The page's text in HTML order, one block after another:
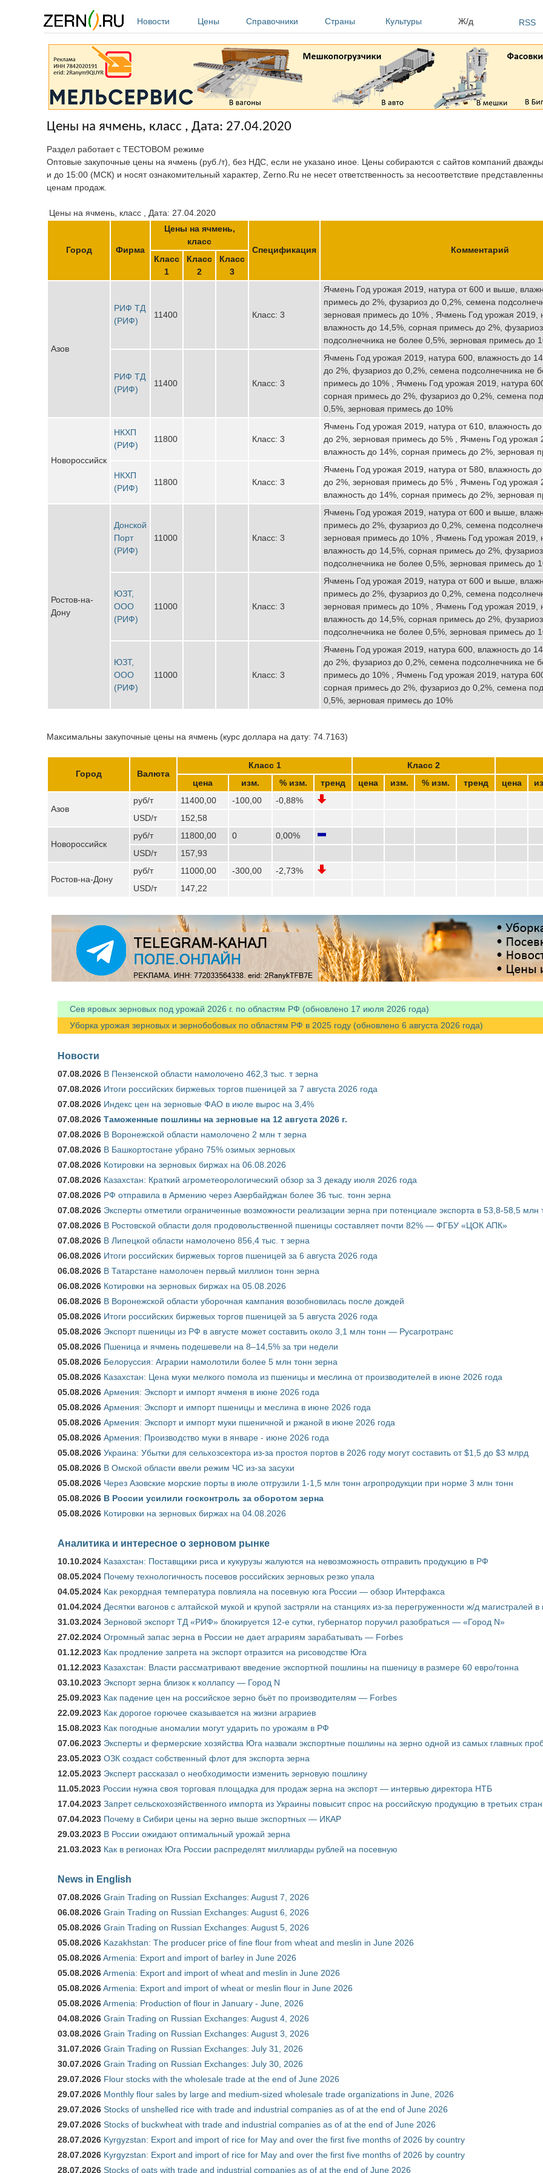
Новости
Цены Справочники Страны Культуры Ж/д RSS
Цены на ячмень, класс , Дата: 27.04.2020
Раздел работает с ТЕСТОВОМ режиме
Оптовые закупочные цены на ячмень (руб./т), без НДС, если не указано иное. Цены собираются с сайтов компаний
и до 15:00 (МСК) и носят ознакомительный характер, Zerno.Ru не несет ответственность за несоответствие
ценам продаж.
Цены на ячмень, класс , Дата: 27.04.2020
Город Фирма
Цены на ячмень,
класс
Спецификация
Комментарий
Класс
1
Класс
2
Класс
3
Азов
РИФ ТД
(РИФ)
11400 Класс: 3
Ячмень Год урожая 2019, натура от 600 и выше,
примесь до 2%, фузариоз до 0,2%, семена
зерновая примесь до 10% , Ячмень Год урожая 2019,
влажность до 14,5%, сорная примесь до 2%,
подсолнечника не более 0,5%, зерновая примесь до
РИФ ТД
(РИФ)
11400 Класс: 3
Ячмень Год урожая 2019, натура 600, влажность до
до 2%, фузариоз до 0,2%, семена подсолнечника не
примесь до 10% , Ячмень Год урожая 2019, натура
сорная примесь до 2%, фузариоз до 0,2%, семена
0,5%, зерновая примесь до 10%
Новороссийск
НКХП
(РИФ)
11800 Класс: 3
Ячмень Год урожая 2019, натура от 610, влажность
до 2%, зерновая примесь до 5% , Ячмень Год урожая
влажность до 14%, сорная примесь до 2%, зерновая
НКХП
(РИФ)
11800 Класс: 3
Ячмень Год урожая 2019, натура от 580, влажность
до 2%, зерновая примесь до 5% , Ячмень Год урожая
влажность до 14%, сорная примесь до 2%, зерновая
Ростов-на-
Дону
Донской
Порт
(РИФ)
11000 Класс: 3
Ячмень Год урожая 2019, натура от 600 и выше,
примесь до 2%, фузариоз до 0,2%, семена
зерновая примесь до 10% , Ячмень Год урожая 2019,
влажность до 14,5%, сорная примесь до 2%,
подсолнечника не более 0,5%, зерновая примесь до
ЮЗТ,
ООО
(РИФ)
11000 Класс: 3
Ячмень Год урожая 2019, натура от 600 и выше,
примесь до 2%, фузариоз до 0,2%, семена
зерновая примесь до 10% , Ячмень Год урожая 2019,
влажность до 14,5%, сорная примесь до 2%,
подсолнечника не более 0,5%, зерновая примесь до
ЮЗТ,
ООО
(РИФ)
11000 Класс: 3
Ячмень Год урожая 2019, натура 600, влажность до
до 2%, фузариоз до 0,2%, семена подсолнечника не
примесь до 10% , Ячмень Год урожая 2019, натура
сорная примесь до 2%, фузариоз до 0,2%, семена
0,5%, зерновая примесь до 10%
Максимальны закупочные цены на ячмень (курс доллара на дату: 74.7163)
Город Валюта
Класс 1 Класс 2
цена
изм. % изм. тренд цена изм. % изм. тренд цена
Азов
руб/т 11400,00 -100,00
-0,88%
USD/т
152,58
Новороссийск
руб/т 11800,00 0
0,00%
USD/т
157,93
Ростов-на-Дону
руб/т 11000,00 -300,00
-2,73%
USD/т
147,22
Сев яровых зерновых под урожай 2026 г. по областям РФ (обновлено 17 июля 2026 года)
Уборка урожая зерновых и зернобобовых по областям РФ в 2025 году (обновлено 6 августа 2026 года)
Новости
07.08.2026 В Пензенской области намолочено 462,3 тыс. т зерна
07.08.2026 Итоги российских биржевых торгов пшеницей за 7 августа 2026 года
07.08.2026 Индекс цен на зерновые ФАО в июле вырос на 3,4%
07.08.2026 Таможенные пошлины на зерновые на 12 августа 2026 г.
07.08.2026 В Воронежской области намолочено 2 млн т зерна
07.08.2026 В Башкортостане убрано 75% озимых зерновых
07.08.2026 Котировки на зерновых биржах на 06.08.2026
07.08.2026 Казахстан: Краткий агрометеорологический обзор за 3 декаду июля 2026 года
07.08.2026 РФ отправила в Армению через Азербайджан более 36 тыс. тонн зерна
07.08.2026 Эксперты отметили ограниченные возможности реализации зерна при потенциале экспорта в 53,8-58,5 млн
07.08.2026 В Ростовской области доля продовольственной пшеницы составляет почти 82% — ФГБУ «ЦОК АПК»
07.08.2026 В Липецкой области намолочено 856,4 тыс. т зерна
06.08.2026 Итоги российских биржевых торгов пшеницей за 6 августа 2026 года
06.08.2026 В Татарстане намолочен первый миллион тонн зерна
06.08.2026 Котировки на зерновых биржах на 05.08.2026
06.08.2026 В Воронежской области уборочная кампания возобновилась после дождей
05.08.2026 Итоги российских биржевых торгов пшеницей за 5 августа 2026 года
05.08.2026 Экспорт пшеницы из РФ в августе может составить около 3,1 млн тонн — Русагротранс
05.08.2026 Пшеница и ячмень подешевели на 8–14,5% за три недели
05.08.2026 Белоруссия: Аграрии намолотили более 5 млн тонн зерна
05.08.2026 Казахстан: Цена муки мелкого помола из пшеницы и меслина от производителей в июне 2026 года
05.08.2026 Армения: Экспорт и импорт ячменя в июне 2026 года
05.08.2026 Армения: Экспорт и импорт пшеницы и меслина в июне 2026 года
05.08.2026 Армения: Экспорт и импорт муки пшеничной и ржаной в июне 2026 года
05.08.2026 Армения: Производство муки в январе - июне 2026 года
05.08.2026 Украина: Убытки для сельхозсектора из-за простоя портов в 2026 году могут составить от $1,5 до $3 млрд
05.08.2026 В Омской области ввели режим ЧС из-за засухи
05.08.2026 Через Азовские морские порты в июле отгрузили 1-1,5 млн тонн агропродукции при норме 3 млн тонн
05.08.2026 В России усилили госконтроль за оборотом зерна
05.08.2026 Котировки на зерновых биржах на 04.08.2026
Аналитика и интересное о зерновом рынке
10.10.2024 Казахстан: Поставщики риса и кукурузы жалуются на невозможность отправить продукцию в РФ
08.05.2024 Почему технологичность посевов российских зерновых резко упала
04.05.2024 Как рекордная температура повлияла на посевную юга России — обзор Интерфакса
01.04.2024 Десятки вагонов с алтайской мукой и крупой застряли на станциях из-за перегруженности ж/д магистралей в
31.03.2024 Зерновой экспорт ТД «РИФ» блокируется 12-е сутки, губернатор поручил разобраться — «Город N»
27.02.2024 Огромный запас зерна в России не дает аграриям зарабатывать — Forbes
01.12.2023 Как продление запрета на экспорт отразится на рисоводстве Юга
01.12.2023 Казахстан: Власти рассматривают введение экспортной пошлины на пшеницу в размере 60 евро/тонна
03.10.2023 Экспорт зерна близок к коллапсу — Город N
25.09.2023 Как падение цен на российское зерно бьёт по производителям — Forbes
22.09.2023 Как дорогое горючее сказывается на жизни аграриев
15.08.2023 Как погодные аномалии могут ударить по урожаям в РФ
07.06.2023 Эксперты и фермерские хозяйства Юга назвали экспортные пошлины на зерно одной из самых главных
23.05.2023 ОЗК создаст собственный флот для экспорта зерна
12.05.2023 Эксперт рассказал о необходимости изменить зерновую пошлину
11.05.2023 России нужна своя торговая площадка для продаж зерна на экспорт — интервью директора НТБ
17.04.2023 Запрет сельскохозяйственного импорта из Украины повысит спрос на российскую продукцию в третьих
07.04.2023 Почему в Сибири цены на зерно выше экспортных — ИКАР
29.03.2023 В России ожидают оптимальный урожай зерна
21.03.2023 Как в регионах Юга России распределят миллиарды рублей на посевную
News in English
07.08.2026 Grain Trading on Russian Exchanges: August 7, 2026
06.08.2026 Grain Trading on Russian Exchanges: August 6, 2026
05.08.2026 Grain Trading on Russian Exchanges: August 5, 2026
05.08.2026 Kazakhstan: The producer price of fine flour from wheat and meslin in June 2026
05.08.2026Armenia: Export and import of barley in June 2026
05.08.2026Armenia: Export and import of wheat and meslin in June 2026
05.08.2026Armenia: Export and import of wheat or meslin flour in June 2026
05.08.2026Armenia: Production of flour in January - June, 2026
04.08.2026 Grain Trading on Russian Exchanges: August 4, 2026
03.08.2026 Grain Trading on Russian Exchanges: August 3, 2026
31.07.2026 Grain Trading on Russian Exchanges: July 31, 2026
30.07.2026 Grain Trading on Russian Exchanges: July 30, 2026
29.07.2026 Flour stocks with the wholesale trade at the end of June 2026
29.07.2026 Monthly flour sales by large and medium-sized wholesale trade organizations in June, 2026
29.07.2026 Stocks of unshelled rice with trade and industrial companies as of at the end of June 2026
29.07.2026 Stocks of buckwheat with trade and industrial companies as of at the end of June 2026
28.07.2026 Kyrgyzstan: Export and import of rice for May and over the first five months of 2026 by country
28.07.2026 Kyrgyzstan: Export and import of rice for May and over the first five months of 2026 by country
28.07.2026 Stocks of oats with trade and industrial companies as of at the end of June 2026